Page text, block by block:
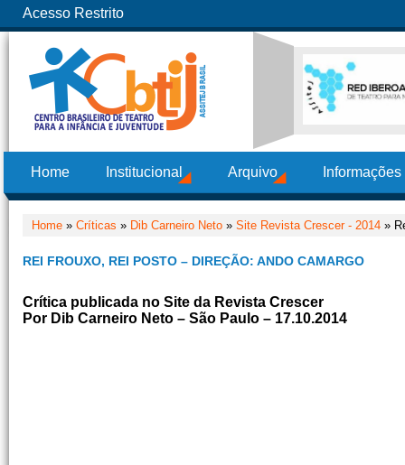
Acesso Restrito
Home Institucional Arquivo
Home » Críticas » Dib Carneiro Neto » Site Revista Crescer - 2014 »
REI FROUXO, REI POSTO – DIREÇÃO: ANDO CAMARGO
Crítica publicada no Site da Revista Crescer
Por Dib Carneiro Neto – São Paulo – 17.10.2014